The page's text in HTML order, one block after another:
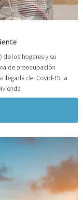
de los hogares y su
de preocupación
llegada del Covid-19 la